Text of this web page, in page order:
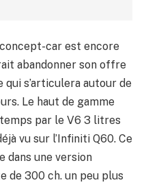
car est encore
abandonner son offre
qui s’articulera autour de
Le haut de gamme
par le V6 3 litres
vu sur l’Infiniti Q60. Ce
dans une version
de 300 ch. un peu plus